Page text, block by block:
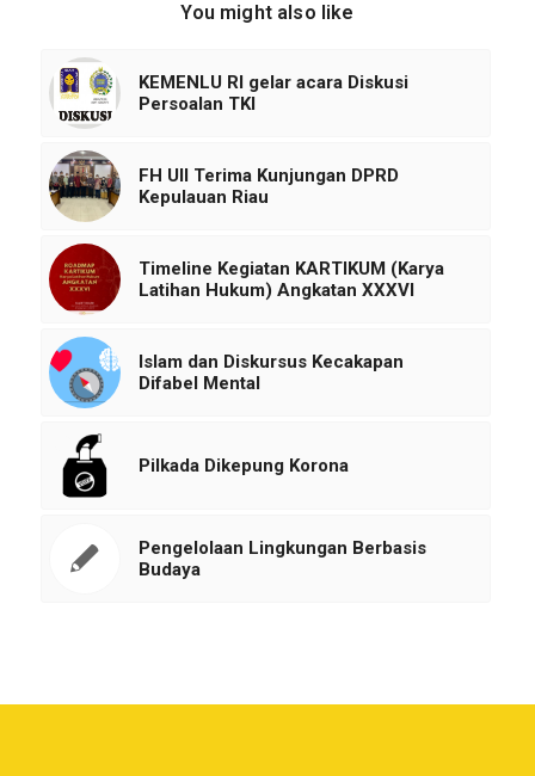
You might also like
KEMENLU RI gelar acara Diskusi
Persoalan TKI
FH UII Terima Kunjungan DPRD
Kepulauan Riau
Timeline Kegiatan KARTIKUM (Karya
Latihan Hukum) Angkatan XXXVI
Islam dan Diskursus Kecakapan
Difabel Mental
Pilkada Dikepung Korona
Pengelolaan Lingkungan Berbasis
Budaya